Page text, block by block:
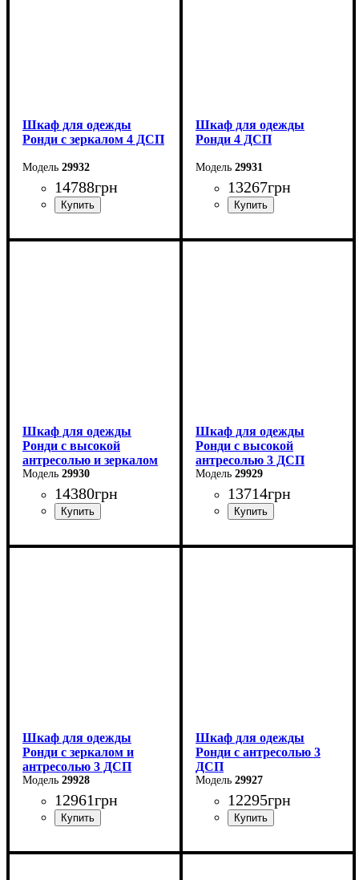
Шкаф для одежды
Ронди с зеркалом 4 ДСП
29932
14788грн
Ширина: 160 см
Шкаф для одежды
Ронди 4 ДСП
29931
13267грн
Ширина: 160 см
Шкаф для одежды
Ронди с высокой
антресолью и зеркалом
3 ДСП 29930
14380грн
Ширина: 121 см
Шкаф для одежды
Ронди с высокой
антресолью 3 ДСП
29929
13714грн
Ширина: 121 см
Шкаф для одежды
Ронди с зеркалом и
антресолью 3 ДСП
29928
12961грн
Ширина: 121 см
Шкаф для одежды
Ронди с антресолью 3
ДСП
29927
12295грн
Ширина: 121 см